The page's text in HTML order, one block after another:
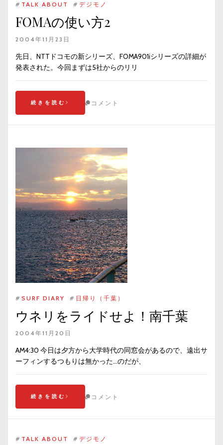
# TALK ABOUT # デジモノ
FOMAの使い方2
2004年11月23日
先日、NTTドコモの新シリーズ、FOMA901iシリーズの詳細が
発表された。今回まずは5社からのリリ
続きを読む コメント
# SURF DIARY # 日帰り（千葉）
ウネリをライドせよ！南千葉
2004年11月20日
AM4:30 今日は夕方から大学時代の同窓会があるので、遠出サ
ーフィンするつもりは無かった…のだが、
続きを読む コメント
# TALK ABOUT # デジモノ